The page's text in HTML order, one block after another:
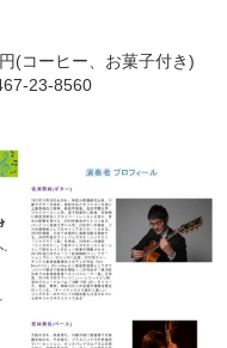
(コーヒー、お菓子付き)
23-8560